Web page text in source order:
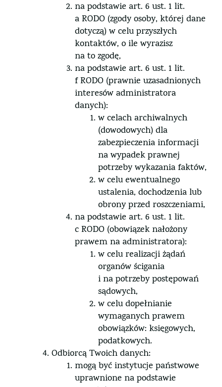
na podstawie art. 6 ust. 1 lit.
a RODO (zgody osoby, której dane
dotyczą) w celu przyszłych
kontaktów, o ile wyrazisz
na to zgodę,
na podstawie art. 6 ust. 1 lit.
f RODO (prawnie uzasadnionych
interesów administratora
danych):
w celach archiwalnych
(dowodowych) dla
zabezpieczenia informacji
na wypadek prawnej
potrzeby wykazania faktów,
w celu ewentualnego
ustalenia, dochodzenia lub
obrony przed roszczeniami,
na podstawie art. 6 ust. 1 lit.
c RODO (obowiązek nałożony
prawem na administratora):
w celu realizacji żądań
organów ścigania
i na potrzeby postępowań
sądowych,
w celu dopełnianie
wymaganych prawem
obowiązków: księgowych,
podatkowych.
Odbiorcą Twoich danych:
mogą być instytucje państwowe
uprawnione na podstawie